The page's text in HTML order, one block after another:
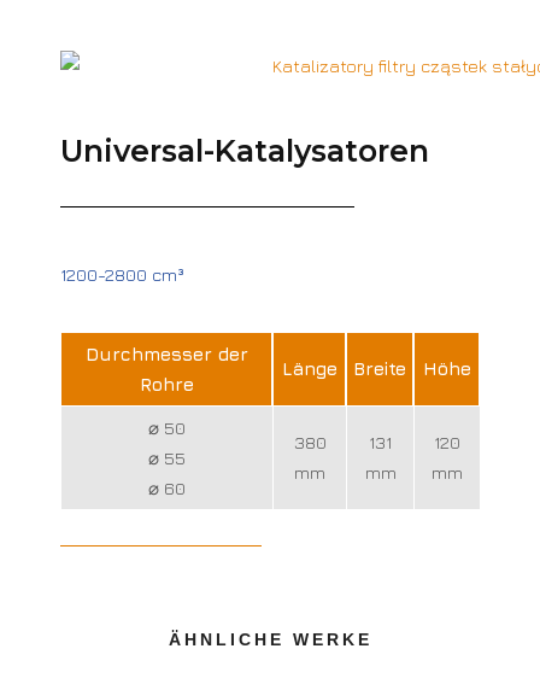
Universal-Katalysatoren
1200-2800 cm³
Durchmesser der
Rohre
Länge Breite Höhe
⌀ 50
⌀ 55
⌀ 60
380
mm
131
mm
120
mm
ÄHNLICHE WERKE